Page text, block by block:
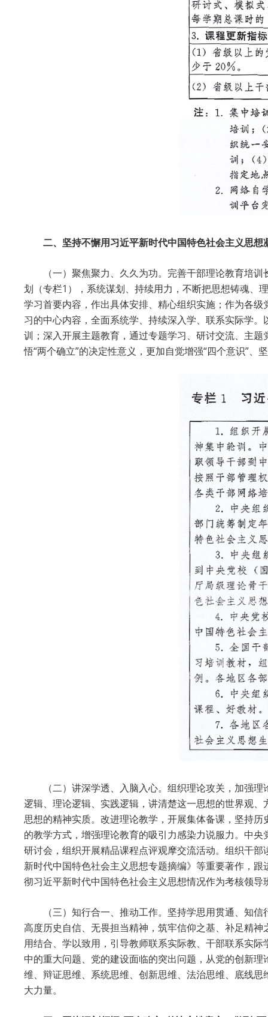
二、坚持不懈用习近平新时代中国特色社会主义思想
（一）聚焦聚力、久久为功。完善干部理论教育培
划（专栏1），系统谋划、持续用力，不断把思想铸魂、
学习首要内容，作出具体安排、精心组织实施；作为各
习的中心内容，全面系统学、持续深入学、联系实际学
训；深入开展主题教育，通过专题学习、研讨交流、主
悟“两个确立”的决定性意义，更加自觉增强“四个意识”、
（二）讲深学透、入脑入心。组织理论攻关，加强
逻辑、理论逻辑、实践逻辑，讲清楚这一思想的世界观
思想的精神实质。改进理论教学，开展集体备课，坚持
的教学方式，增强理论教育的吸引力感染力说服力。中
研讨会，组织开展精品课程点评观摩交流活动。组织干
新时代中国特色社会主义思想专题摘编》等重要著作，
彻习近平新时代中国特色社会主义思想情况作为考核领
（三）知行合一、推动工作。坚持学思用贯通、知
高度历史自信、无畏担当精神，筑牢信仰之基、补足精
用结合、学以致用，引导教师联系实际教、干部联系实
中的重大问题、党的建设面临的突出问题，从党的创新
维、辩证思维、系统思维、创新思维、法治思维、底线
大力量。